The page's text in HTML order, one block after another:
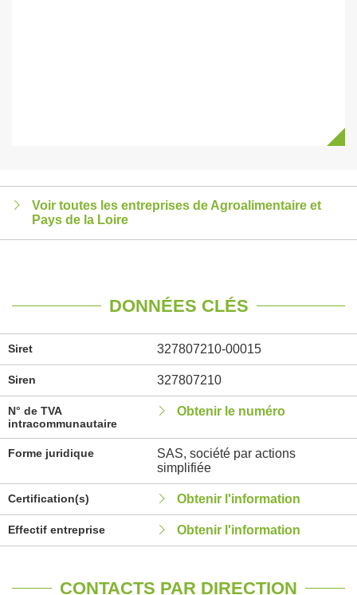
Voir toutes les entreprises de Agroalimentaire et
Pays de la Loire
DONNÉES CLÉS
Siret 327807210-00015
Siren 327807210
N° de TVA
intracommunautaire
Obtenir le numéro
Forme juridique
SAS, société par actions
simplifiée
Certification(s) Obtenir l'information
Effectif entreprise Obtenir l'information
CONTACTS PAR DIRECTION